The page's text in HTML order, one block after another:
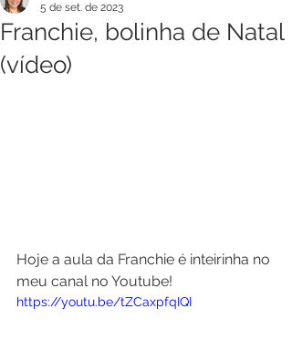
Franchie, bolinha de Natal
(vídeo)
5 de set. de 2023
Hoje a aula da Franchie é inteirinha no
meu canal no Youtube!
https://youtu.be/tZCaxpfqIQI